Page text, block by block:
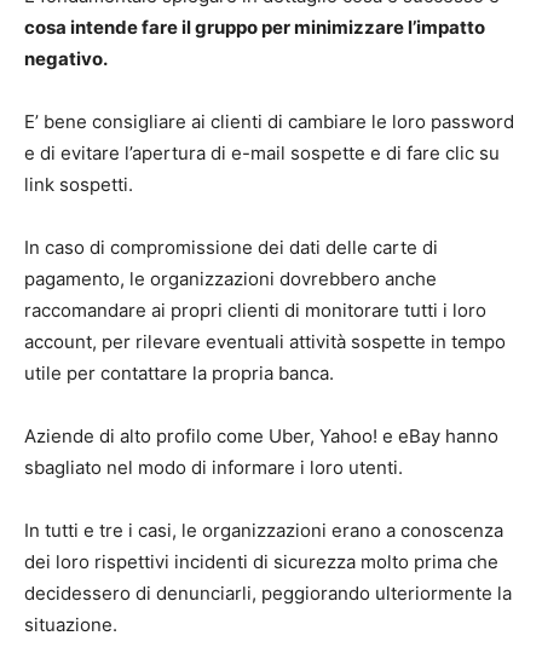
cosa intende fare il gruppo per minimizzare l’impatto
negativo.
E’ bene consigliare ai clienti di cambiare le loro password
e di evitare l’apertura di e-mail sospette e di fare clic su
link sospetti.
In caso di compromissione dei dati delle carte di
pagamento, le organizzazioni dovrebbero anche
raccomandare ai propri clienti di monitorare tutti i loro
account, per rilevare eventuali attività sospette in tempo
utile per contattare la propria banca.
Aziende di alto profilo come Uber, Yahoo! e eBay hanno
sbagliato nel modo di informare i loro utenti.
In tutti e tre i casi, le organizzazioni erano a conoscenza
dei loro rispettivi incidenti di sicurezza molto prima che
decidessero di denunciarli, peggiorando ulteriormente la
situazione.